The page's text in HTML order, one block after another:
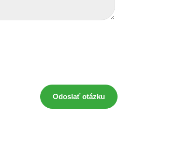
Odoslať otázku